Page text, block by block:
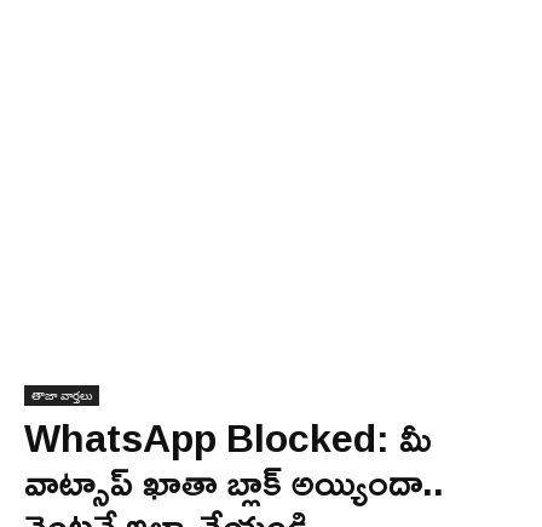
తాజా వార్తలు
WhatsApp Blocked: మీ
వాట్సాప్ ఖాతా బ్లాక్ అయ్యిందా..